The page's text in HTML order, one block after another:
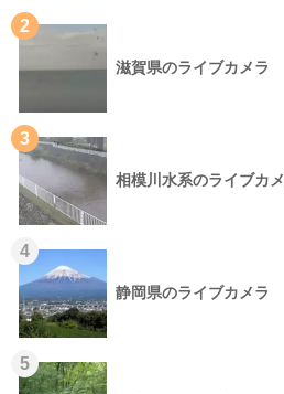
2
滋賀県のライブカメラ
3
相模川水系のライブカ
4
静岡県のライブカメラ
5